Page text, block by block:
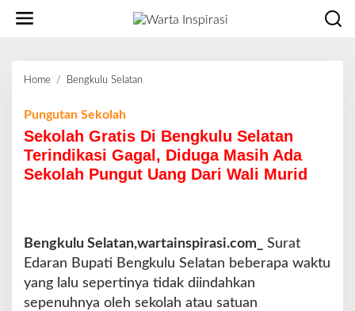
Home / Bengkulu Selatan
l
a
t
s
D
i
Pungutan Sekolah
Sekolah Gratis Di Bengkulu Selatan
Terindikasi Gagal, Diduga Masih Ada
Sekolah Pungut Uang Dari Wali Murid
Bengkulu Selatan,wartainspirasi.com_
Surat
Edaran Bupati Bengkulu Selatan beberapa waktu
yang lalu sepertinya tidak diindahkan
sepenuhnya oleh sekolah atau satuan